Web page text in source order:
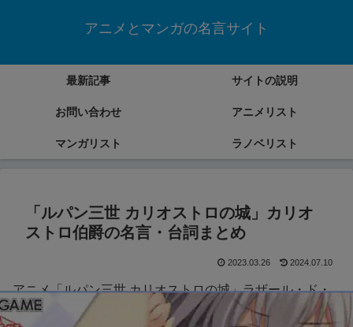
アニメとマンガの名言サイト
最新記事 サイトの説明
お問い合わせ アニメリスト
マンガリスト ラノベリスト
「ルパン三世 カリオストロの城」カリオ
ストロ伯爵の名言・台詞まとめ
2023.03.26 2024.07.10
アニメ「ルパン三世 カリオストロの城」ラザール・ド・
カリオストロ伯爵の名言・台詞をまとめていきます。